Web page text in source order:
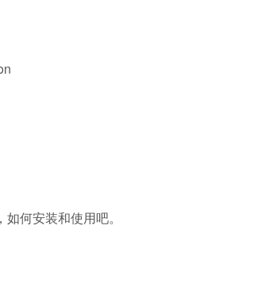
何安装和使用吧。